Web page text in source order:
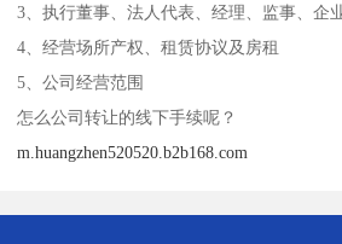
3、执行董事、法人代表、经理、监事、企
4、经营场所产权、租赁协议及房租
5、公司经营范围
怎么公司转让的线下手续呢？
m.huangzhen520520.b2b168.com